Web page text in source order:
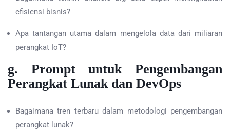
efisiensi bisnis?
Apa tantangan utama dalam mengelola data dari miliaran
perangkat IoT?
g. Prompt untuk Pengembangan
Perangkat Lunak dan DevOps
Bagaimana tren terbaru dalam metodologi pengembangan
perangkat lunak?